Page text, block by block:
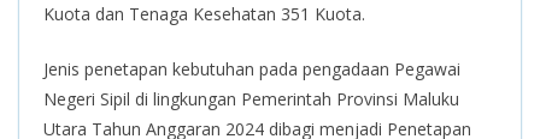
Kuota dan Tenaga Kesehatan 351 Kuota.
Jenis penetapan kebutuhan pada pengadaan Pegawai
Negeri Sipil di lingkungan Pemerintah Provinsi Maluku
Utara Tahun Anggaran 2024 dibagi menjadi Penetapan